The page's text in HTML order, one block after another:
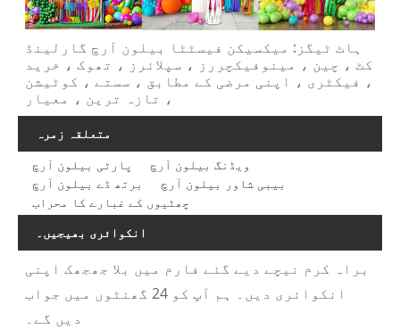
ہاٹ ٹیگز: میکسیکن فیسٹٹا بیلون آرچ گارلینڈ
کٹ ، چین ، مینوفیکچررز ، سپلائرز ، تھوک ، خرید
، فیکٹری ، اپنی مرضی کے مطابق ، سستے ، کوٹیشن
، تازہ ترین ، معیار
متعلقہ زمرہ
پارٹی بیلون آرچ
ویڈنگ بیلون آرچ
برتھ ڈے بیلون آرچ
بیبی شاور بیلون آرچ
چھٹیوں کے غبارے کا محراب
انکوائری بھیجیں۔
براہ کرم نیچے دیے گئے فارم میں بلا جھجھک اپنی
انکوائری دیں۔ ہم آپ کو 24 گھنٹوں میں جواب
دیں گے۔